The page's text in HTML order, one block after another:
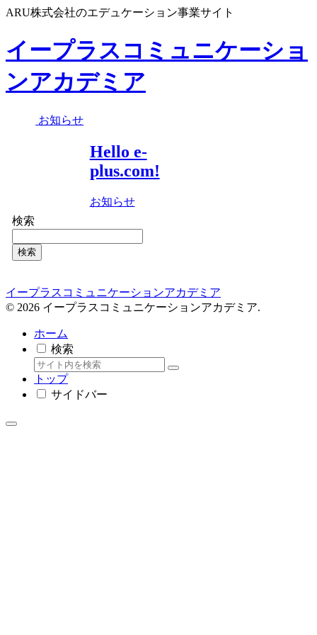
ARU株式会社のエデュケーション事業サイト
イープラスコミュニケーショ
ンアカデミア
お知らせ
Hello e-
plus.com!
お知らせ
検索
検索
イープラスコミュニケーションアカデミア
© 2026 イープラスコミュニケーションアカデミア.
ホーム
検索
トップ
サイドバー